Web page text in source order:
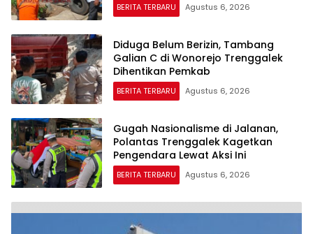
BERITA TERBARU Agustus 6, 2026
Diduga Belum Berizin, Tambang
Galian C di Wonorejo Trenggalek
Dihentikan Pemkab
BERITA TERBARU Agustus 6, 2026
Gugah Nasionalisme di Jalanan,
Polantas Trenggalek Kagetkan
Pengendara Lewat Aksi Ini
BERITA TERBARU Agustus 6, 2026